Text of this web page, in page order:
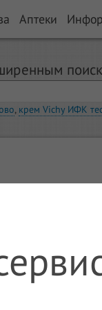
Аптеки
, крем Vichy ИФК